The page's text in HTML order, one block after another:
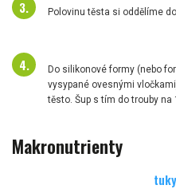
Polovinu těsta si oddělíme
Do silikonové formy (nebo
vysypané ovesnými
těsto. Šup s tím do trouby
Makronutrienty
tuky